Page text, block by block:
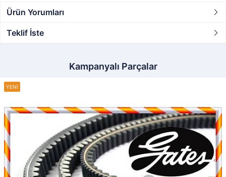
Ürün Yorumları
Teklif İste
Kampanyalı Parçalar